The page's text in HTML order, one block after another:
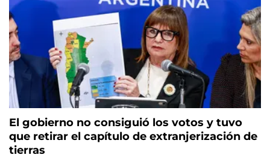
El gobierno no consiguió los votos y tuvo
que retirar el capítulo de extranjerización de
tierras